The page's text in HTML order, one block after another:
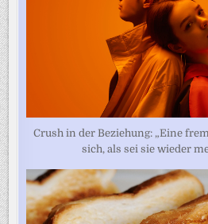
Crush in der Beziehung: „Eine
sich, als sei sie wieder